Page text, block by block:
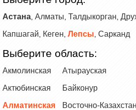
Астана Алматы Талдыкорган
Капшагай Кеген Лепсы Сарканд
Выберите область:
Акмолинская
Актюбинская
Алматинская
Атырауская
Байконур
Восточно-